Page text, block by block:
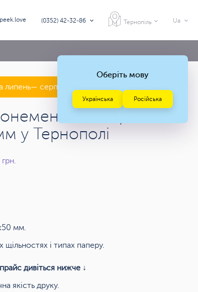
(0352) 42-32-86 Тернопіль Ua
липень— серпень 2026 року
на картоні
у Тернополі
грн.
мм.
щільностях і типах паперу.
дивіться нижче ↓
якість друку.
Оберіть мову
Українська Російська